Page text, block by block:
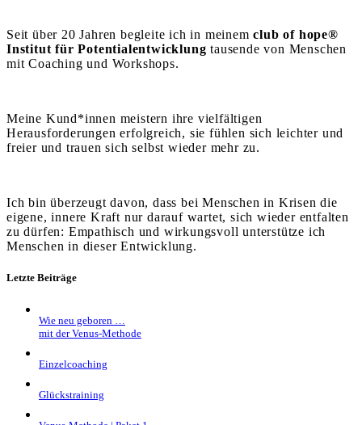
Seit über 20 Jahren begleite ich in meinemclub of hope®
Institut für Potentialentwicklung tausende von Menschen
mit Coaching und Workshops.
Meine Kund*innen meistern ihre vielfältigen
Herausforderungen erfolgreich, sie fühlen sich leichter und
freier und trauen sich selbst wieder mehr zu.
Ich bin überzeugt davon, dass bei Menschen in Krisen die
eigene, innere Kraft nur darauf wartet, sich wieder entfalten
zu dürfen: Empathisch und wirkungsvoll unterstütze ich
Menschen in dieser Entwicklung.
Letzte Beiträge
Wie neu geboren …
mit der Venus-Methode
Einzelcoaching
Glückstraining